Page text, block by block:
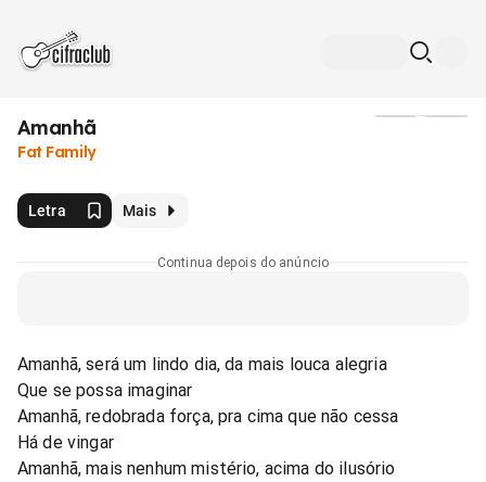
Amanhã
Fat Family
Letra Mais
Continua depois do anúncio
Amanhã, será um lindo dia, da mais louca alegria
Que se possa imaginar
Amanhã, redobrada força, pra cima que não cessa
Há de vingar
Amanhã, mais nenhum mistério, acima do ilusório